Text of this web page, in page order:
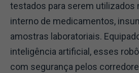
testados para serem utilizados
interno de medicamentos,
amostras laboratoriais.
inteligência artificial, esses
com segurança pelos